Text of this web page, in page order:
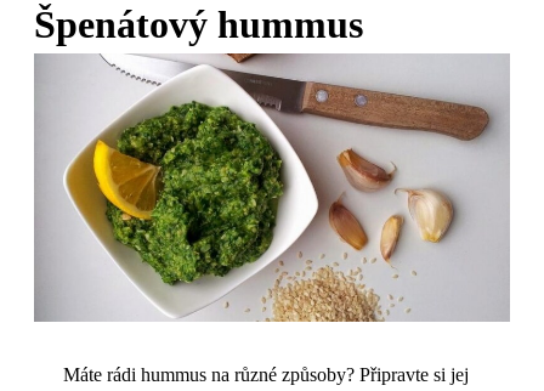
Špenátový hummus
Máte rádi hummus na různé způsoby? Připravte si jej